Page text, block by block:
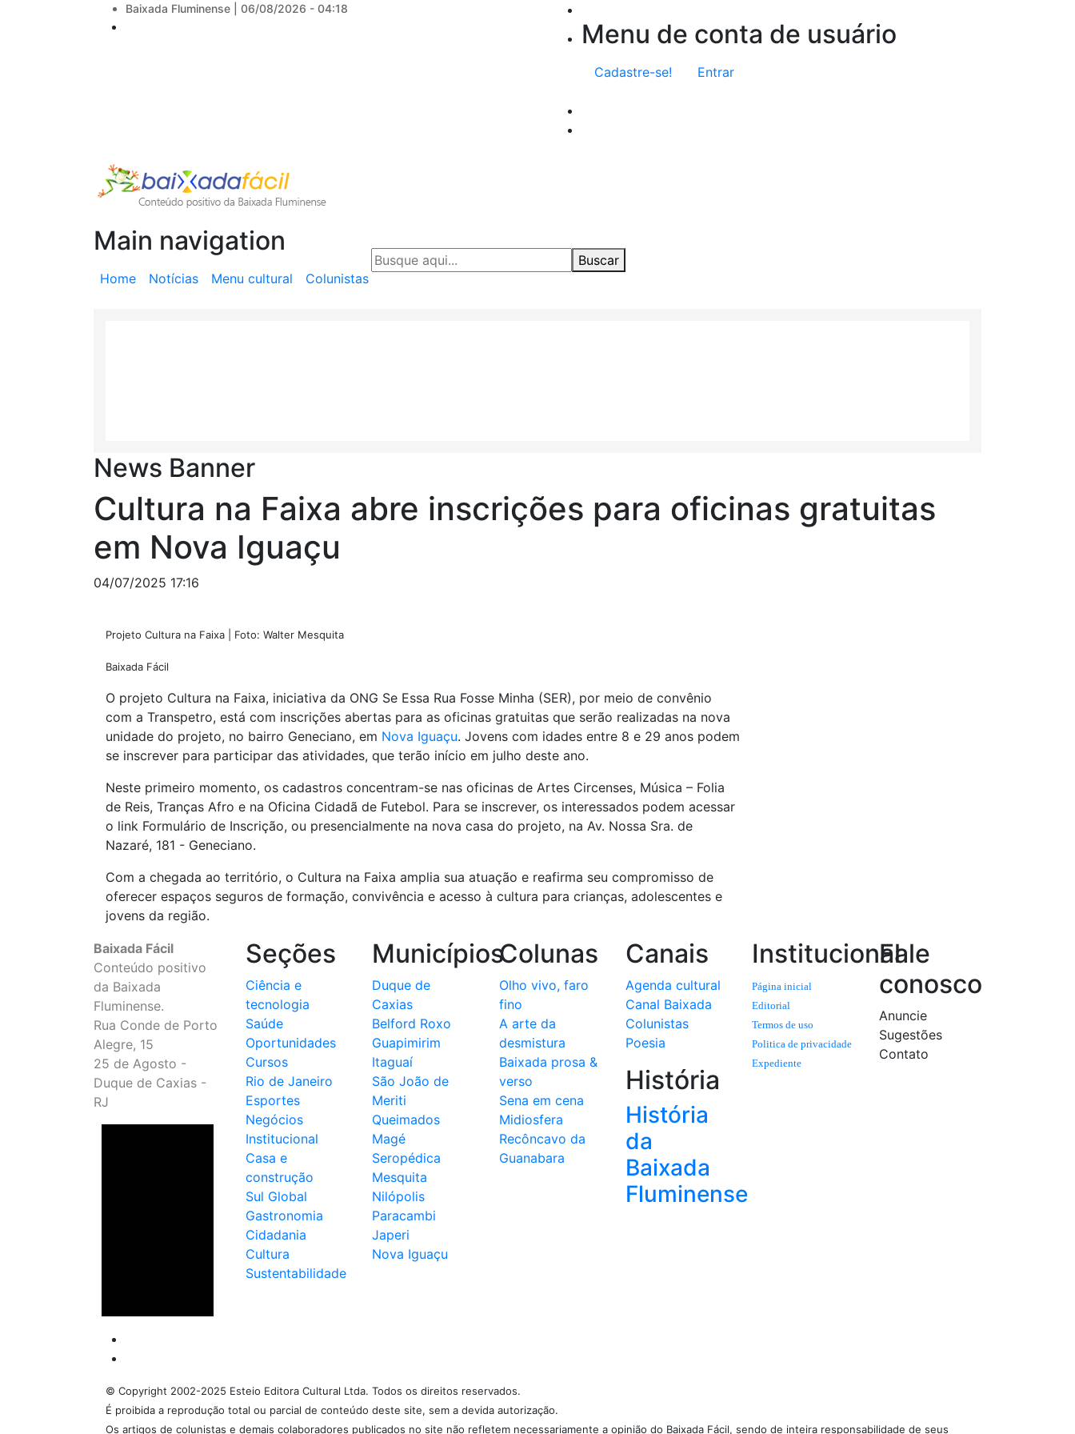
Baixada Fluminense | 06/08/2026 - 04:18
Menu de conta de usuário
Cadastre-se! Entrar
Main navigation
Home Notícias Menu cultural Colunistas
Buscar
News Banner
Cultura na Faixa abre inscrições para oficinas gratuitas
em Nova Iguaçu
04/07/2025 17:16
Projeto Cultura na Faixa | Foto: Walter Mesquita
Baixada Fácil
O projeto Cultura na Faixa, iniciativa da ONG Se Essa Rua Fosse Minha (SER), por meio de convênio
com a Transpetro, está com inscrições abertas para as oficinas gratuitas que serão realizadas na nova
unidade do projeto, no bairro Geneciano, em Nova Iguaçu. Jovens com idades entre 8 e 29 anos podem
se inscrever para participar das atividades, que terão início em julho deste ano.
Neste primeiro momento, os cadastros concentram-se nas oficinas de Artes Circenses, Música – Folia
de Reis, Tranças Afro e na Oficina Cidadã de Futebol. Para se inscrever, os interessados podem acessar
o link Formulário de Inscrição, ou presencialmente na nova casa do projeto, na Av. Nossa Sra. de
Nazaré, 181 - Geneciano.
Com a chegada ao território, o Cultura na Faixa amplia sua atuação e reafirma seu compromisso de
oferecer espaços seguros de formação, convivência e acesso à cultura para crianças, adolescentes e
jovens da região.
Baixada Fácil
Conteúdo positivo
da Baixada
Fluminense.
Rua Conde de Porto
Alegre, 15
25 de Agosto -
Duque de Caxias -
RJ
Seções
Ciência e
tecnologia
Saúde
Oportunidades
Cursos
Rio de Janeiro
Esportes
Negócios
Institucional
Casa e
construção
Sul Global
Gastronomia
Cidadania
Cultura
Sustentabilidade
Municípios
Duque de
Caxias
Belford Roxo
Guapimirim
Itaguaí
São João de
Meriti
Queimados
Magé
Seropédica
Mesquita
Nilópolis
Paracambi
Japeri
Nova Iguaçu
Colunas
Olho vivo, faro
fino
A arte da
desmistura
Baixada prosa &
verso
Sena em cena
Midiosfera
Recôncavo da
Guanabara
Canais
Agenda cultural
Canal Baixada
Colunistas
Poesia
História
História
da
Baixada
Fluminense
Institucional
Página inicial
Editorial
Termos de uso
Politica de privacidade
Expediente
Fale
conosco
Anuncie
Sugestões
Contato
© Copyright 2002-2025 Esteio Editora Cultural Ltda. Todos os direitos reservados.
É proibida a reprodução total ou parcial de conteúdo deste site, sem a devida autorização.
Os artigos de colunistas e demais colaboradores publicados no site não refletem necessariamente a opinião do Baixada Fácil, sendo de inteira responsabilidade de seus